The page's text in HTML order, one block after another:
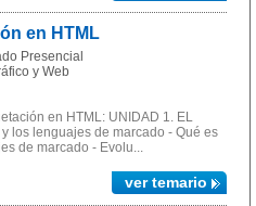
en HTML
Presencial
y Web
en HTML: UNIDAD 1. EL
los lenguajes de marcado - Qué es
de marcado - Evolu...
ver temario